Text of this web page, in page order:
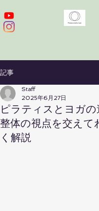
記事
ピラティスとヨガの
整体の視点を交えて
く解説
Staff
2025年6月27日